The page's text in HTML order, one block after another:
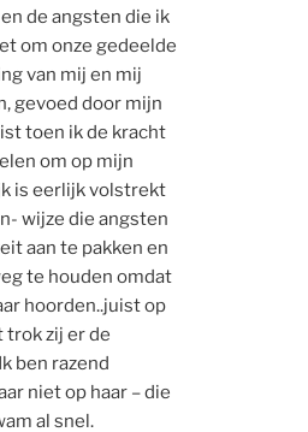
de angsten die ik
om onze gedeelde
van mij en mij
gevoed door mijn
toen ik de kracht
om op mijn
is eerlijk volstrekt
wijze die angsten
aan te pakken en
te houden omdat
hoorden..juist op
zij er de
ben razend
niet op haar – die
al snel.